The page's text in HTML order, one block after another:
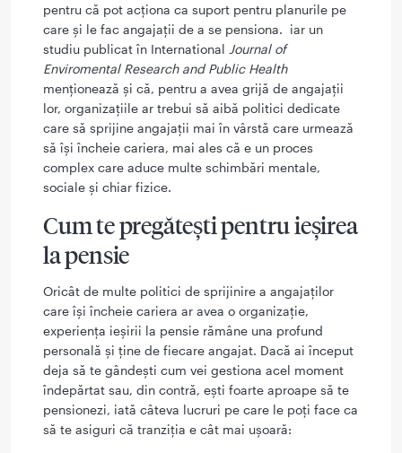
pentru că pot acționa ca suport pentru planurile pe
care și le fac angajații de a se pensiona. iar un
studiu publicat în International Journal of
Enviromental Research and Public Health
menționează și că, pentru a avea grijă de angajații
lor, organizațiile ar trebui să aibă politici dedicate
care să sprijine angajații mai în vârstă care urmează
să își încheie cariera, mai ales că e un proces
complex care aduce multe schimbări mentale,
sociale și chiar fizice.
Cum te pregătești pentru ieșirea
la pensie
Oricât de multe politici de sprijinire a angajaților
care își încheie cariera ar avea o organizație,
experiența ieșirii la pensie rămâne una profund
personală și ține de fiecare angajat. Dacă ai început
deja să te gândești cum vei gestiona acel moment
îndepărtat sau, din contră, ești foarte aproape să te
pensionezi, iată câteva lucruri pe care le poți face ca
să te asiguri că tranziția e cât mai ușoară: